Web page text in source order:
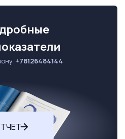
+78126484144